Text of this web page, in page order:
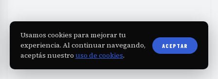
Usamos cookies para mejorar tu
experiencia. Al continuar navegando,
aceptás nuestro uso de cookies.
ACEPTAR